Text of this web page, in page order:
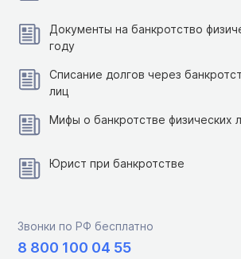
Документы на банкротство
году
Списание долгов через
лиц
Мифы о банкротстве физических
Юрист при банкротстве
Звонки по РФ бесплатно
8 800 100 04 55